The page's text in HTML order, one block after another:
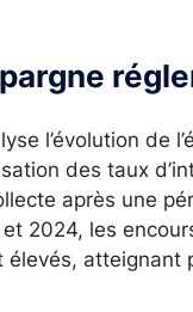
l’évolution de
des taux
après une
2024, les
élevés, atteignant